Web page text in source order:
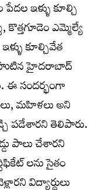
ఇళ్ళు కూల్చి
కొత్తగూడెం ఎమ్మెల్యే
కూల్చివేత
హుటిన హైదరాబాద్
ఈ సందర్భంగా
మహిళలు అని
పడేశారని తెలిపారు.
పాలు చేశారని
లను సైతం
విద్యార్థులు